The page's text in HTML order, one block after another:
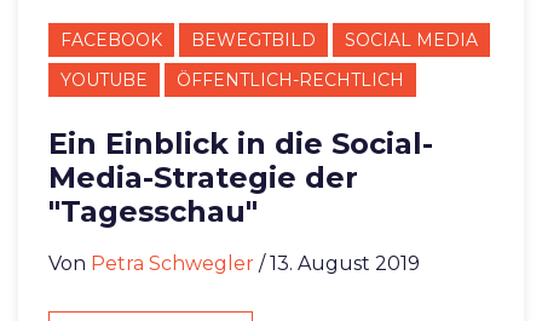
FACEBOOK BEWEGTBILD
SOCIAL MEDIA
YOUTUBE
ÖFFENTLICH-RECHTLICH
Ein Einblick in die Social-
Media-Strategie der
"Tagesschau"
Von Petra Schwegler / 13. August 2019